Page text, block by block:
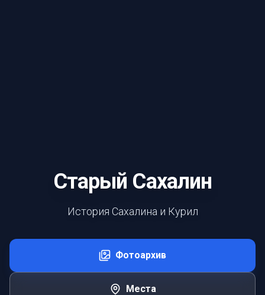
Старый Сахалин
История Сахалина и Курил
Фотоархив
Места